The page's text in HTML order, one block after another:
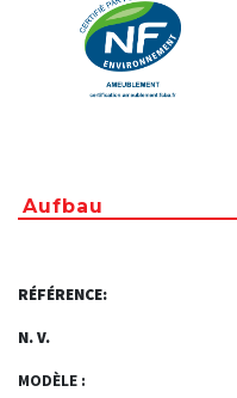
Aufbau
RÉFÉRENCE:
N. V.
MODÈLE :